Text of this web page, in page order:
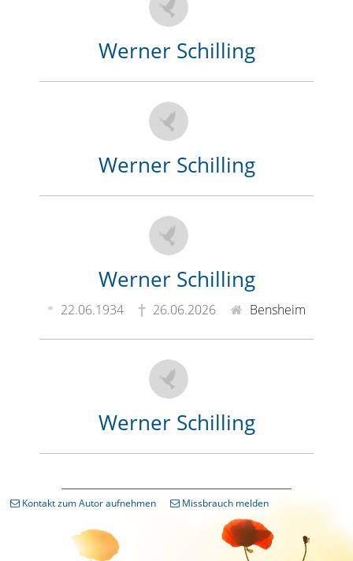
Werner Schilling
Werner Schilling
Werner Schilling
22.06.1934 26.06.2026 Bensheim
Werner Schilling
Kontakt zum Autor aufnehmen Missbrauch melden